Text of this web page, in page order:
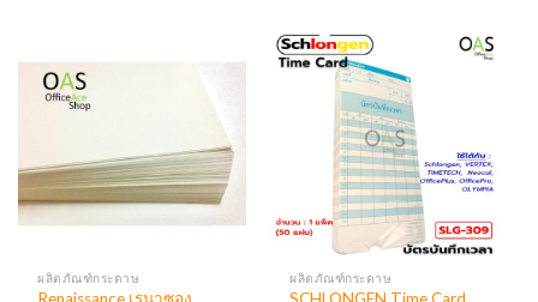
ผลิตภัณฑ์กระดาษ
Renaissance เรนาซอง
ผลิตภัณฑ์กระดาษ
SCHLONGEN Time Card